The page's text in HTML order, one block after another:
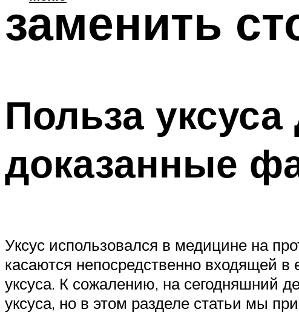
заменить
Польза
доказанные
Уксус использовался в медицине на
касаются непосредственно входящей
уксуса. К сожалению, на сегодняшний
уксуса, но в этом разделе статьи мы